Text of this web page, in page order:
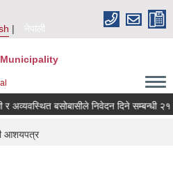
नेपाली
बसोबासीले निवेदन दिने सम्बन्धी २१
आशयपत्र